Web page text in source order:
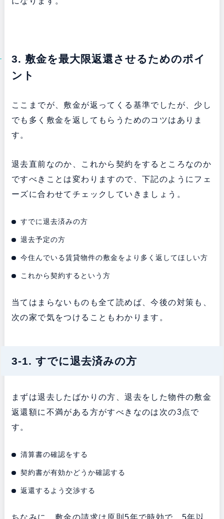
3. 敷金を最大限返還させるためのポイ
ント
ここまでが、敷金が返ってくる基準でしたが、少し
でも多く敷金を返してもらうためのコツはありま
す。
退去直前なのか、これから契約をするところなのか
ですべきことは変わりますので、下記のようにフェ
ーズに合わせてチェックしていきましょう。
すでに退去済みの方
退去予定の方
今住んでいる賃貸物件の敷金をより多く返してほしい方
これから契約するという方
当てはまらないものも全て読めば、今後の対策も、
次の家で気をつけることもわかります。
3-1. すでに退去済みの方
まずは退去したばかりの方、退去をした物件の敷金
返還額に不満がある方がすべきなのは次の3点で
す。
清算書の確認をする
契約書が有効かどうか確認する
返還するよう交渉する
ちなみに、敷金の請求は原則5年で時効で、5年以